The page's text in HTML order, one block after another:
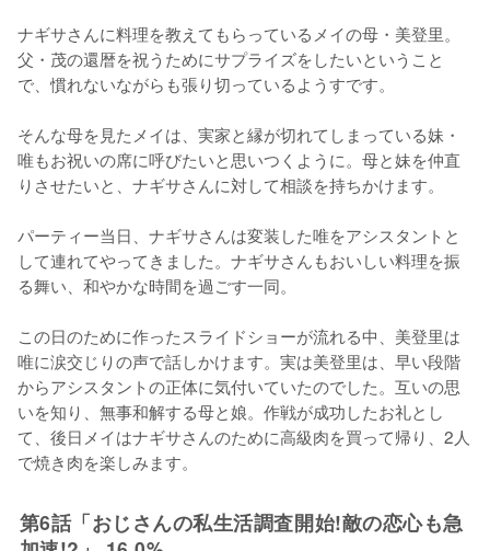
ナギサさんに料理を教えてもらっているメイの母・美登里。
父・茂の還暦を祝うためにサプライズをしたいということ
で、慣れないながらも張り切っているようすです。
そんな母を見たメイは、実家と縁が切れてしまっている妹・
唯もお祝いの席に呼びたいと思いつくように。母と妹を仲直
りさせたいと、ナギサさんに対して相談を持ちかけます。
パーティー当日、ナギサさんは変装した唯をアシスタントと
して連れてやってきました。ナギサさんもおいしい料理を振
る舞い、和やかな時間を過ごす一同。
この日のために作ったスライドショーが流れる中、美登里は
唯に涙交じりの声で話しかけます。実は美登里は、早い段階
からアシスタントの正体に気付いていたのでした。互いの思
いを知り、無事和解する母と娘。作戦が成功したお礼とし
て、後日メイはナギサさんのために高級肉を買って帰り、2人
で焼き肉を楽しみます。
第6話「おじさんの私生活調査開始!敵の恋心も急